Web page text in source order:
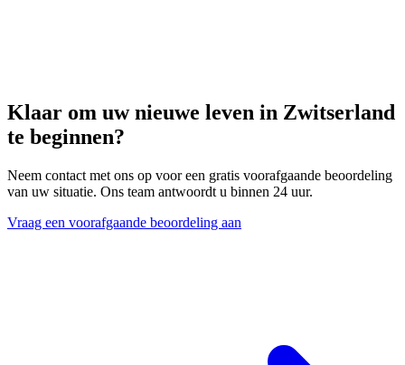
Klaar om uw nieuwe leven in Zwitserland
te beginnen?
Neem contact met ons op voor een gratis voorafgaande beoordeling
van uw situatie. Ons team antwoordt u binnen 24 uur.
Vraag een voorafgaande beoordeling aan